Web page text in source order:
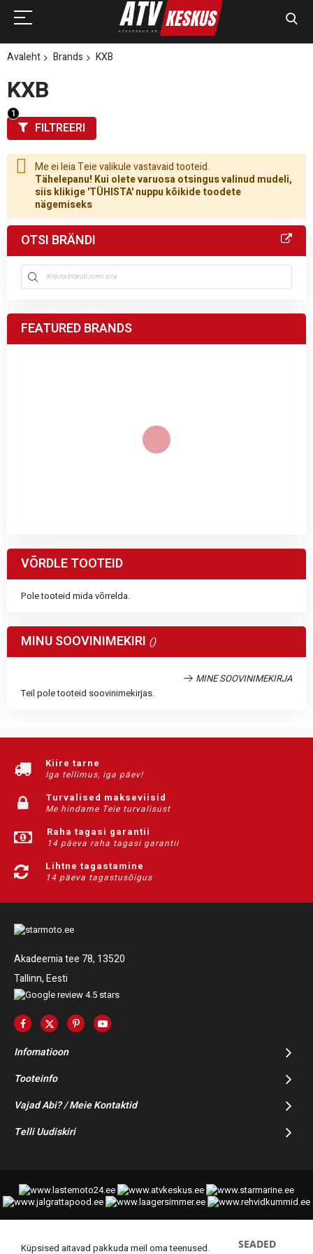
Avaleht Brands KXB
KXB
Me ei leia Teie valikule vastavaid tooteid.
Tähelepanu! Kui olete varuosa otsingus valinud mudeli,
siis klikige 'TÜHISTA' nuppu kõikide toodete
nägemiseks
FILTREERI
OTSI BRÄNDI
FEATURED BRANDS
VÕRDLE TOOTEID
Pole tooteid mida võrrelda.
MINU SOOVINIMEKIRI
MINE SOOVINIMEKIRJA
Teil pole tooteid soovinimekirjas.
Kiire tarne
Iga tellimus, iga päev!
Turvalised makseviisid
Me hindame Teie turvalisust
Raha tagasi garantii
14 päeva raha tagasi garantii
Lihtne tagastamine
14 päeva tagastusõigus
Akadeemia tee 78, 13520
Tallinn, Eesti
Infomatioon
Tooteinfo
Vajad Abi? / Meie Kontaktid
Telli Uudiskiri
© 2014-2025 Starmoto OÜ
Küpsised aitavad pakkuda meil oma teenused.
SEADED